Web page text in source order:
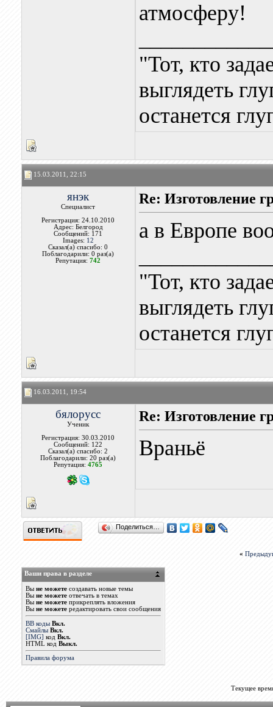
атмосферу!
"Тот, кто
выглядеть
останется
15.03.2011, 22:15
янэк
Специалист
Регистрация: 24.10.2010
Адрес: Белгород
Сообщений: 171
Images: 12
Сказал(а) спасибо: 0
Поблагодарили: 0 раз(а)
Репутация:742
Re: Изготовление
а в Европе
"Тот, кто
выглядеть
останется
16.03.2011, 19:54
бялорусс
Ученик
Регистрация: 30.03.2010
Сообщений: 122
Сказал(а) спасибо: 2
Поблагодарили: 20 раз(а)
Репутация:4765
Re: Изготовление
Враньё
Поделиться…
«
Ваши права в разделе
Вы не можетесоздавать новые темы
Вы не можетеотвечать в темах
Вы не можетеприкреплять вложения
Вы не можетередактировать свои сообщения
BB коды Вкл.
Смайлы Вкл.
[IMG] код Вкл.
HTML код Выкл.
Правила форума
Текущее